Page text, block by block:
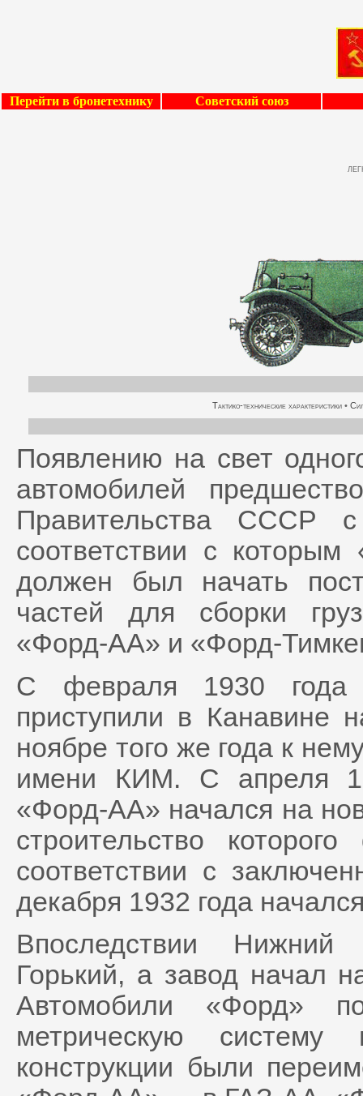
Перейти в бронетехнику Советский союз
Тактико-технические характеристики •
Появлению на свет
автомобилей
Правительства СССР
соответствии с
должен был начать
частей для сборки
«Форд-АА» и «Форд-
С февраля 1930 года
приступили в Канавине
ноябре того же года к
имени КИМ. С апреля
«Форд-АА» начался на
строительство
соответствии с
декабря 1932 года
Впоследствии
Горький, а завод начал
Автомобили «Форд»
метрическую систему
конструкции были